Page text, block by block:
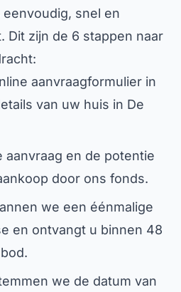
snel en
Dit zijn de 6 stappen naar
aanvraagformulier in
van uw huis in De
aanvraag en de potentie
door ons fonds.
we een éénmalige
en ontvangt u binnen 48
we de datum van